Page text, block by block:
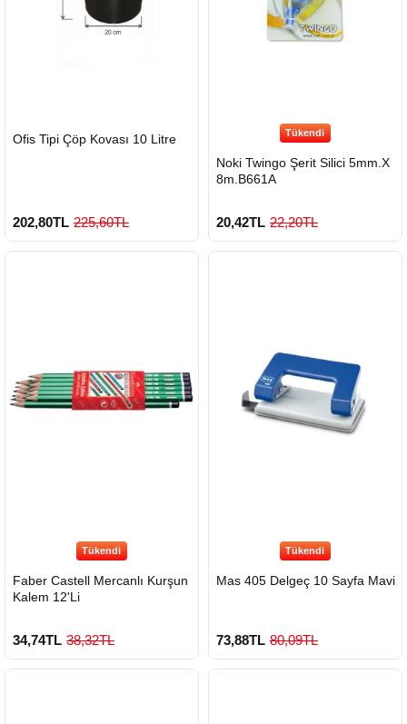
GÖNDERİ
Ofis Tipi Çöp Kovası 10 Litre
202,80TL 225,60TL
Tükendi
Noki Twingo Şerit Silici 5mm.X
8m.B661A
20,42TL 22,20TL
Tükendi
Faber Castell Mercanlı Kurşun
Kalem 12'Li
34,74TL 38,32TL
Tükendi
Mas 405 Delgeç 10 Sayfa Mavi
73,88TL 80,09TL